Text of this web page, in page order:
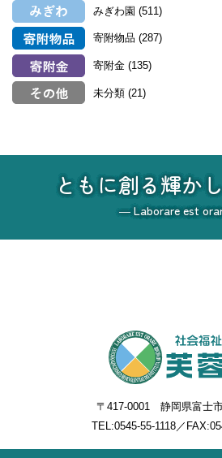
みぎわ園 (511)
寄附物品 (287)
寄附金 (135)
未分類 (21)
ともに創る輝か
― Laborare est
〒417-0001 静岡県富士
TEL:0545-55-1118／